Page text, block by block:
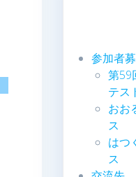
参加者
第59
テス
おお
ス
はつ
ス